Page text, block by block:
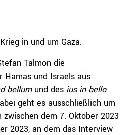
in und um Gaza.
Talmon die
Hamas und Israels aus
bellumund des ius in bello
geht es ausschließlich um
dem 7. Oktober 2023
2023, an dem das Interview